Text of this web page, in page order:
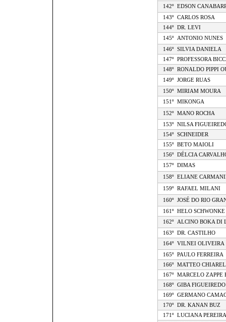
142º
EDSON
143º
CARLOS ROSA
144º
DR. LEVI
145º
ANTONIO NUNES
146º
SILVIA DANIELA
147º
PROFESSORA
148º
RONALDO PIPPI
149º
JORGE RUAS
150º
MIRIAM MOURA
151º
MIKONGA
152º
MANO ROCHA
153º
NILSA
154º
SCHNEIDER
155º
BETO MAIOLI
156º
DÉLCIA
157º
DIMAS
158º ELIANE
159º RAFAEL MILANI
160º
JOSÉ DO RIO
161º
HELO SCHWONKE
162º
ALCINO BOKA DI
163º
DR. CASTILHO
164º
VILNEI OLIVEIRA
165º
PAULO FERREIRA
166º
MATTEO
167º
MARCELO ZAPPE
168º
GIBA FIGUEIREDO
169º
GERMANO
170º
DR. KANAN BUZ
171º
LUCIANA PEREIRA